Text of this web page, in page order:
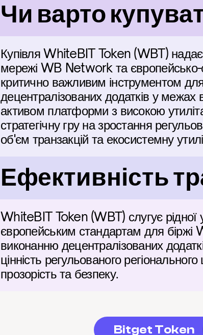
Чи варто
Купівля WhiteBIT Token (WBT) надає
мережі WB Network та
критично важливим інструментом
децентралізованих додатків у межах
активом платформи з високою
стратегічну гру на зростання
об'єм транзакцій та екосистемну
Ефективність
WhiteBIT Token (WBT) слугує
європейським стандартам для
виконанню децентралізованих
цінність регульованого
прозорість та безпеку.
Bitget Token